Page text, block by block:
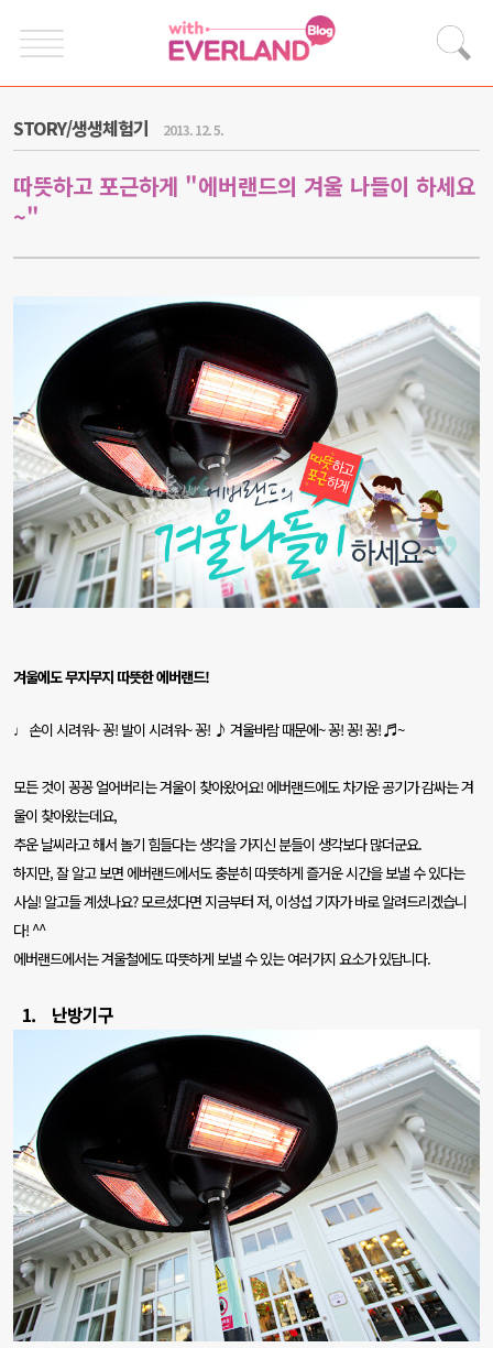
STORY/생생체험기 2013. 12. 5.
따뜻하고 포근하게 "에버랜드의 겨울 나들이 하세요
~"
겨울에도 무지무지 따뜻한 에버랜드!
♩ 손이 시려워~꽁! 발이 시려워~꽁! ♪겨울바람 때문에~꽁!꽁!꽁! ♬~
모든 것이 꽁꽁 얼어버리는 겨울이 찾아왔어요! 에버랜드에도 차가운 공기가 감싸는 겨
울이 찾아왔는데요,
추운 날씨라고 해서 놀기 힘들다는 생각을 가지신 분들이 생각보다 많더군요.
하지만,잘 알고 보면 에버랜드에서도 충분히 따뜻하게 즐거운 시간을 보낼 수 있다는
사실! 알고들 계셨나요?모르셨다면지금부터 저, 이성섭 기자가 바로 알려드리겠습니
다! ^^
에버랜드에서는 겨울철에도 따뜻하게 보낼 수 있는 여러가지 요소가 있답니다.
1. 난방기구